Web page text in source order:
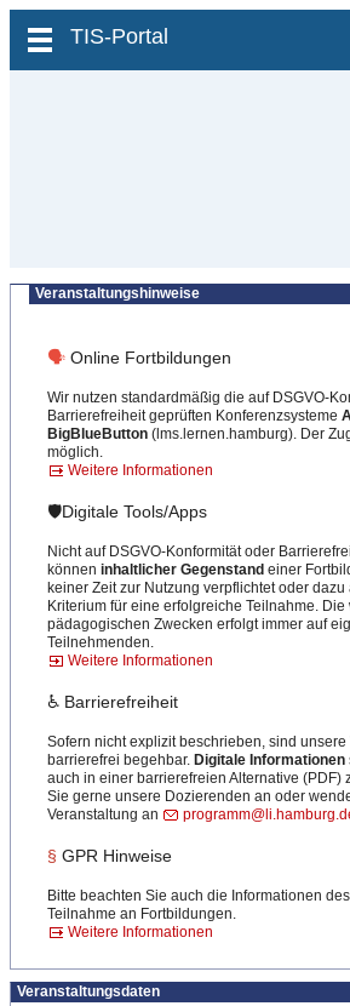
zum Inhalt wechseln
TIS-Portal
Veranstaltungshinweise
🗣 Online Fortbildungen
Wir nutzen standardmäßig die auf DSGVO-
Barrierefreiheit geprüften Konferenzsysteme
BigBlueButton (lms.lernen.hamburg). Der
möglich.
Weitere Informationen
🛡️Digitale Tools/Apps
Nicht auf DSGVO-Konformität oder
können inhaltlicher Gegenstand einer
keiner Zeit zur Nutzung verpflichtet oder
Kriterium für eine erfolgreiche Teilnahme.
pädagogischen Zwecken erfolgt immer auf
Teilnehmenden.
Weitere Informationen
♿ Barrierefreiheit
Sofern nicht explizit beschrieben, sind unsere
barrierefrei begehbar. Digitale Informationen
auch in einer barrierefreien Alternative (PDF)
Sie gerne unsere Dozierenden an oder
Veranstaltung an
§ GPR Hinweise
Bitte beachten Sie auch die Informationen
Teilnahme an Fortbildungen.
Weitere Informationen
Veranstaltungsdaten